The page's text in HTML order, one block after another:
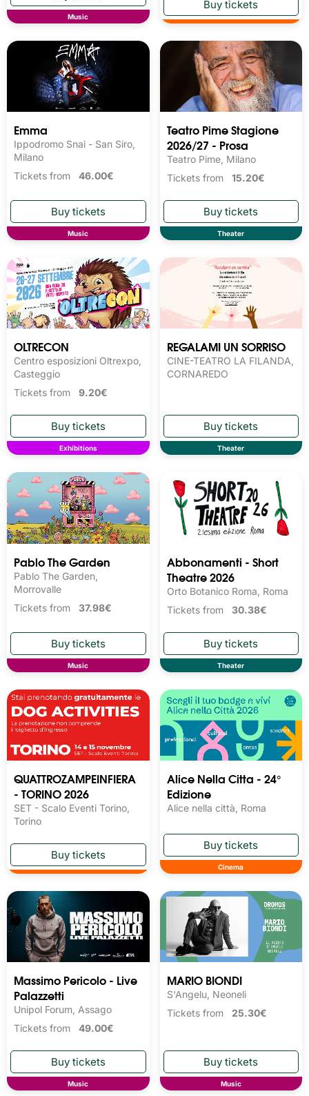
Music
Emma
Ippodromo Snai - San Siro,
Milano
Tickets from 46.00€
Music
Teatro Pime Stagione
2026/27 - Prosa
Teatro Pime, Milano
Tickets from 15.20€
Theater
OLTRECON
Centro esposizioni Oltrexpo,
Casteggio
Tickets from 9.20€
Exhibitions
REGALAMI UN SORRISO
CINE-TEATRO LA FILANDA,
CORNAREDO
Theater
Pablo The Garden
Pablo The Garden,
Morrovalle
Tickets from 37.98€
Music
Abbonamenti - Short
Theatre 2026
Orto Botanico Roma, Roma
Tickets from 30.38€
Theater
QUATTROZAMPEINFIERA
- TORINO 2026
SET - Scalo Eventi Torino,
Torino
Alice Nella Citta - 24°
Edizione
Alice nella città, Roma
Cinema
Massimo Pericolo - Live
Palazzetti
Unipol Forum, Assago
Tickets from 49.00€
Music
MARIO BIONDI
S'Angelu, Neoneli
Tickets from 25.30€
Music